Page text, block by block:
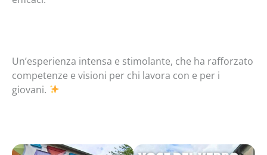
Un’esperienza intensa e stimolante, che ha rafforzato
competenze e visioni per chi lavora con e per i
giovani.